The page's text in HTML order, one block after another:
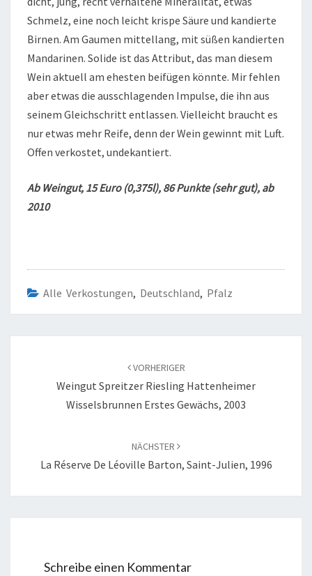
Schmelz, eine noch leicht krispe Säure und kandierte
Birnen. Am Gaumen mittellang, mit süßen kandierten
Mandarinen. Solide ist das Attribut, das man diesem
Wein aktuell am ehesten beifügen könnte. Mir fehlen
aber etwas die ausschlagenden Impulse, die ihn aus
seinem Gleichschritt entlassen. Vielleicht braucht es
nur etwas mehr Reife, denn der Wein gewinnt mit Luft.
Offen verkostet, undekantiert.
Ab Weingut, 15 Euro (0,375l), 86 Punkte (sehr gut), ab
2010
Alle Verkostungen, Deutschland, Pfalz
VORHERIGER
Weingut Spreitzer Riesling Hattenheimer
Wisselsbrunnen Erstes Gewächs, 2003
NÄCHSTER
La Réserve De Léoville Barton, Saint-Julien, 1996
Schreibe einen Kommentar